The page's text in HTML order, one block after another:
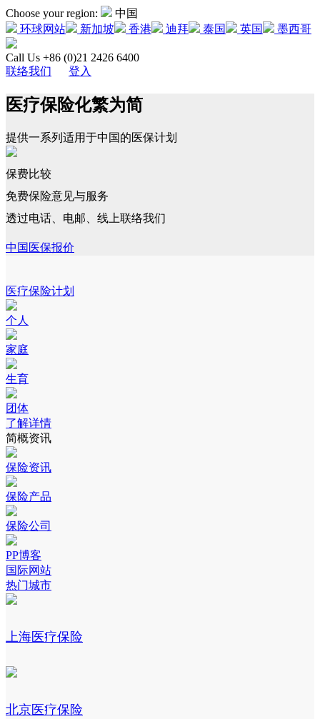
Choose your region:
中国
环球网站
新加坡 香港 迪拜 泰国 英国 墨西哥
Call Us +86 (0)21 2426 6400
联络我们
登入
医疗保险化繁为简
提供一系列适用于中国的医保计划
保费比较
免费保险意见与服务
透过电话、电邮、线上联络我们
中国医保报价
医疗保险计划
个人
家庭
生育
团体
了解详情
简概资讯
保险资讯
保险产品
保险公司
PP博客
国际网站
热门城市
上海医疗保险
北京医疗保险